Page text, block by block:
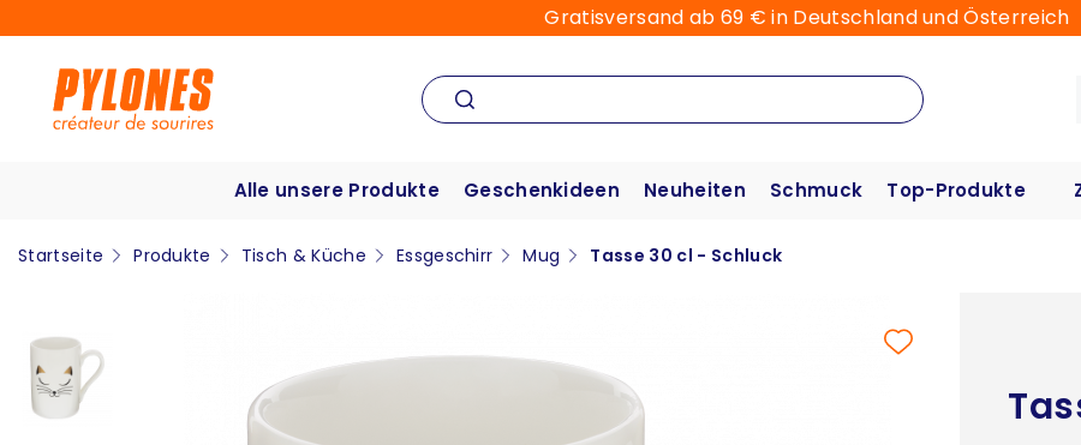
Gratisversand ab 69 € in Deutschland und Österreich
Alle unsere Produkte Geschenkideen Neuheiten Schmuck Top-Produkte
Startseite Produkte Tisch & Küche Essgeschirr Mug Tasse 30 cl - Schluck